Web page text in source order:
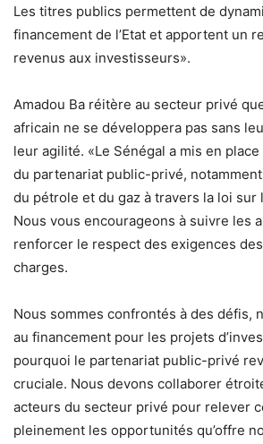
Les titres publics permettent de
financement de l’Etat et apportent un
revenus aux investisseurs».
Amadou Ba réitère au secteur privé
africain ne se développera pas sans
leur agilité. «Le Sénégal a mis en
du partenariat public-privé,
du pétrole et du gaz à travers la loi sur
Nous vous encourageons à suivre les
renforcer le respect des exigences
charges.
Nous sommes confrontés à des défis,
au financement pour les projets
pourquoi le partenariat public-privé
cruciale. Nous devons collaborer
acteurs du secteur privé pour relever
pleinement les opportunités qu’offre